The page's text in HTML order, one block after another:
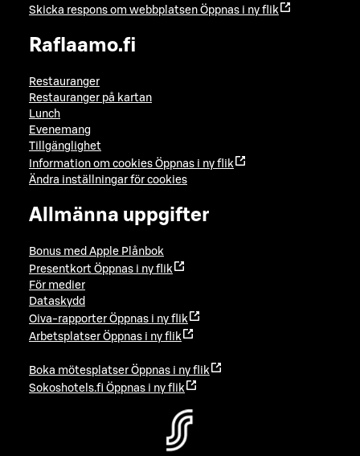
Skicka respons om webbplatsen Öppnas i ny flik
Raflaamo.fi
Restauranger
Restauranger på kartan
Lunch
Evenemang
Tillgänglighet
Information om cookies Öppnas i ny flik
Ändra inställningar för cookies
Allmänna uppgifter
Bonus med Apple Plånbok
Presentkort Öppnas i ny flik
För medier
Dataskydd
Oiva-rapporter Öppnas i ny flik
Arbetsplatser Öppnas i ny flik
Boka mötesplatser Öppnas i ny flik
Sokoshotels.fi Öppnas i ny flik